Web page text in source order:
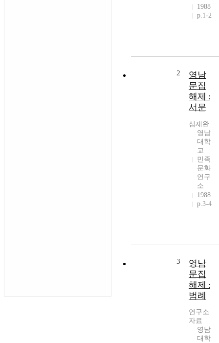
1988
p.1-2
2
영남
문집
해제 :
서문
심재완
영남
대학
교
민족
문화
연구
소
1988
p.3-4
3
영남
문집
해제 :
범례
연구소
자료
영남
대학